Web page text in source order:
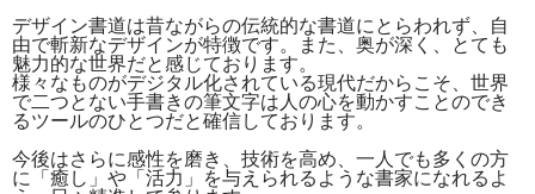
デザイン書道は昔ながらの伝統的な書道にとらわれず、自
由で斬新なデザインが特徴です。また、奥が深く、とても
魅力的な世界だと感じております。
様々なものがデジタル化されている現代だからこそ、世界
で二つとない手書きの筆文字は人の心を動かすことのでき
るツールのひとつだと確信しております。
今後はさらに感性を磨き、技術を高め、一人でも多くの方
に「癒し」や「活力」を与えられるような書家になれるよ